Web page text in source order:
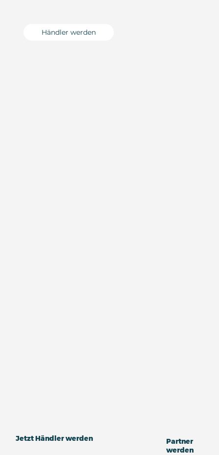
Händler werden
Jetzt Händler werden
Partner
werden